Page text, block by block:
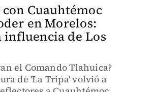
Cuauhtémoc
en Morelos:
influencia de Los
el Comando Tlahuica?
de 'La Tripa' volvió a